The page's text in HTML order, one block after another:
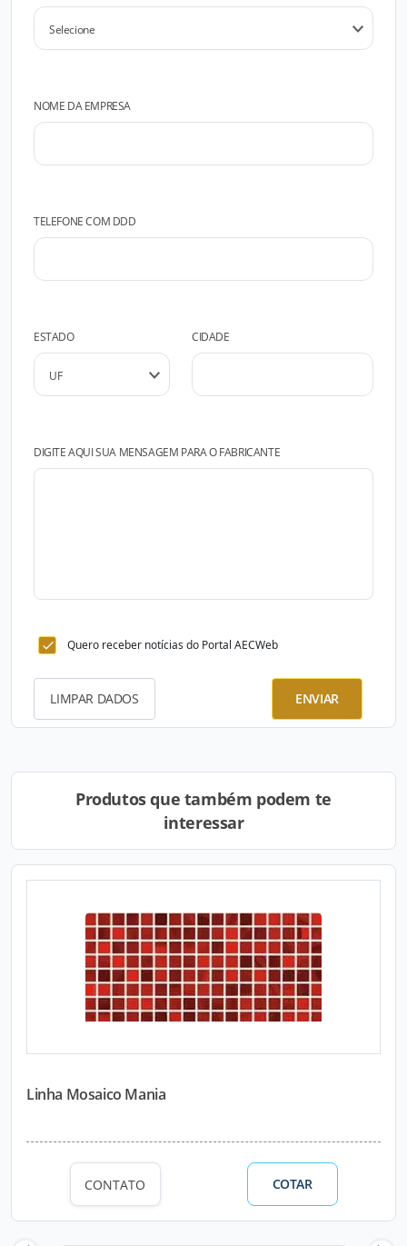
NOME DA EMPRESA
TELEFONE COM DDD
ESTADO CIDADE
DIGITE AQUI SUA MENSAGEM PARA O FABRICANTE
Quero receber notícias do Portal AECWeb
LIMPAR DADOS ENVIAR
Produtos que também podem te
interessar
Linha Mosaico Mania
CONTATO COTAR